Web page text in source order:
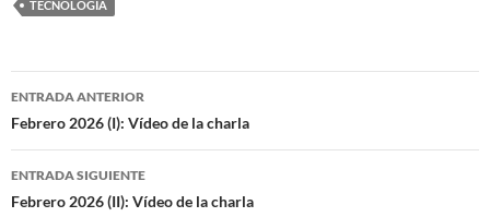
TECNOLOGÍA
Navegación
de
entradas
ENTRADA ANTERIOR
Febrero 2026 (I): Vídeo de la charla
ENTRADA SIGUIENTE
Febrero 2026 (II): Vídeo de la charla